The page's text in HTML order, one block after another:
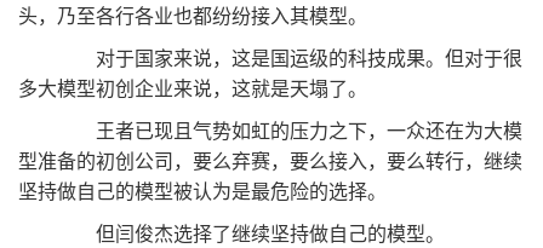
头，乃至各行各业也都纷纷接入其模型。
对于国家来说，这是国运级的科技成果。但对于很
多大模型初创企业来说，这就是天塌了。
王者已现且气势如虹的压力之下，一众还在为大模
型准备的初创公司，要么弃赛，要么接入，要么转行，继续
坚持做自己的模型被认为是最危险的选择。
但闫俊杰选择了继续坚持做自己的模型。